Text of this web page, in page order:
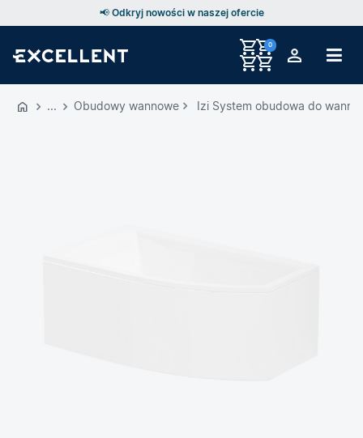
📢 Odkryj nowości w naszej ofercie
0
Obudowy wannowe Izi System obudowa do